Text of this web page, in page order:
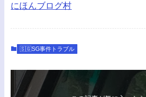
にほんブログ村
🇸🇬SG事件トラブル